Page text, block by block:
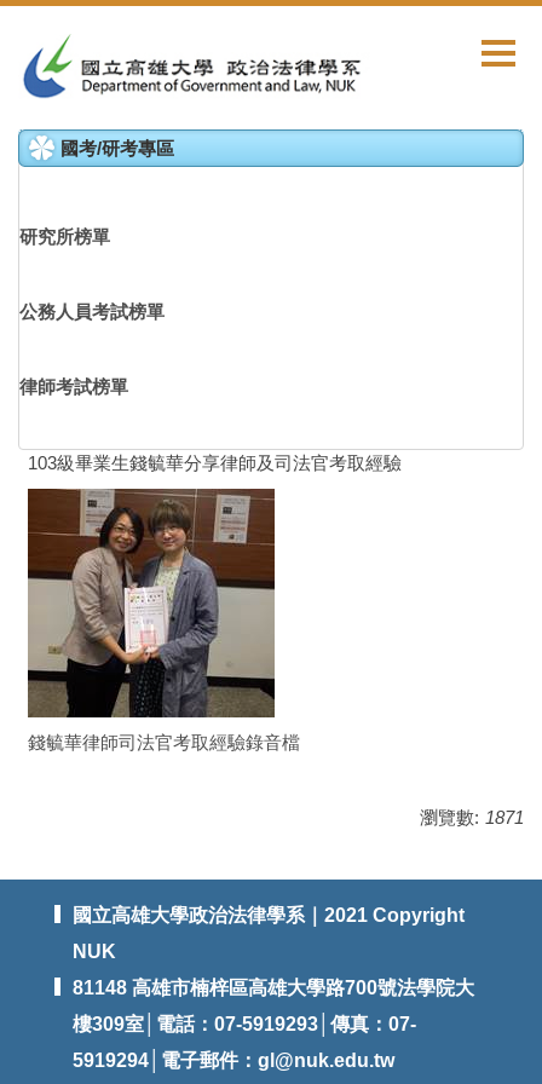
主
內
容
國考/研考專區
研究所榜單
公務人員考試榜單
律師考試榜單
103級畢業生錢毓華分享律師及司法官考取經驗
錢毓華律師司法官考取經驗錄音檔
瀏覽數: 1871
國立高雄大學政治法律學系｜2021 Copyright
NUK
81148 高雄市楠梓區高雄大學路700號法學院大
樓309室│電話：07-5919293│傳真：07-
5919294│電子郵件： gl@nuk.edu.tw